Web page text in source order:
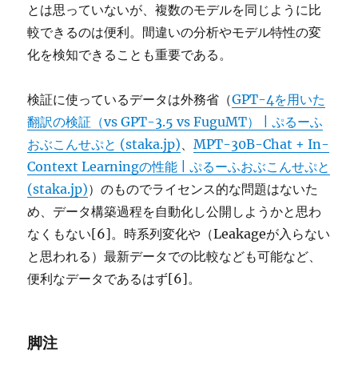
とは思っていないが、複数のモデルを同じように比
較できるのは便利。間違いの分析やモデル特性の変
化を検知できることも重要である。
検証に使っているデータは外務省（GPT-4を用いた
翻訳の検証（vs GPT-3.5 vs FuguMT） | ぷるーふ
おぶこんせぷと (staka.jp) 、MPT-30B-Chat + In-
Context Learningの性能 | ぷるーふおぶこんせぷと
(staka.jp)）のものでライセンス的な問題はないた
め、データ構築過程を自動化し公開しようかと思わ
なくもない[6]。時系列変化や（Leakageが入らない
と思われる）最新データでの比較なども可能など、
便利なデータであるはず[6]。
脚注